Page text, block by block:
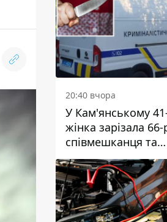
20:40 вчора
У Кам'янському
жінка зарізала 66-
співмешканця та
намагалась
поліцейських